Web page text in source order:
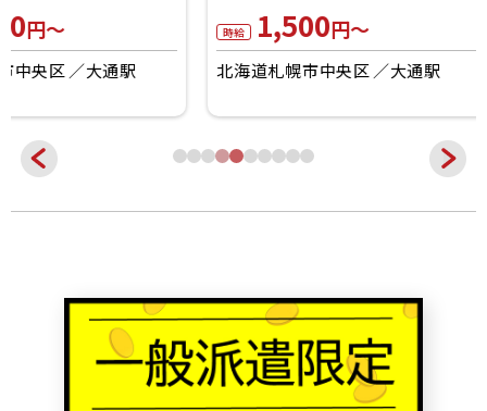
時給
北海道札幌市中央区 大通駅
時給
北海道札幌市中央区